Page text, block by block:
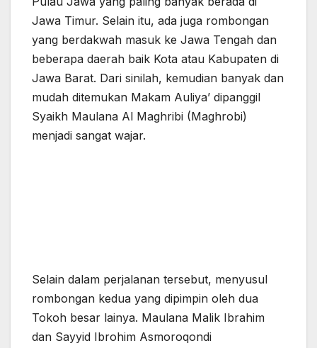
Jawa Timur. Selain itu, ada juga rombongan
yang berdakwah masuk ke Jawa Tengah dan
beberapa daerah baik Kota atau Kabupaten di
Jawa Barat. Dari sinilah, kemudian banyak dan
mudah ditemukan Makam Auliya’ dipanggil
Syaikh Maulana Al Maghribi (Maghrobi)
menjadi sangat wajar.
Selain dalam perjalanan tersebut, menyusul
rombongan kedua yang dipimpin oleh dua
Tokoh besar lainya. Maulana Malik Ibrahim
dan Sayyid Ibrohim Asmoroqondi